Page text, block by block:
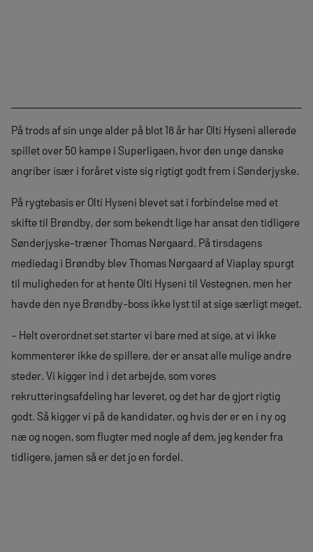
På trods af sin unge alder på blot 18 år har Olti Hyseni allerede
spillet over 50 kampe i Superligaen, hvor den unge danske
angriber især i foråret viste sig rigtigt godt frem i Sønderjyske.
På rygtebasis er Olti Hyseni blevet sat i forbindelse med et
skifte til Brøndby, der som bekendt lige har ansat den tidligere
Sønderjyske-træner Thomas Nørgaard. På tirsdagens
mediedag i Brøndby blev Thomas Nørgaard af Viaplay spurgt
til muligheden for at hente Olti Hyseni til Vestegnen, men her
havde den nye Brøndby-boss ikke lyst til at sige særligt meget.
– Helt overordnet set starter vi bare med at sige, at vi ikke
kommenterer ikke de spillere, der er ansat alle mulige andre
steder. Vi kigger ind i det arbejde, som vores
rekrutteringsafdeling har leveret, og det har de gjort rigtig
godt. Så kigger vi på de kandidater, og hvis der er en i ny og
næ og nogen, som flugter med nogle af dem, jeg kender fra
tidligere, jamen så er det jo en fordel.